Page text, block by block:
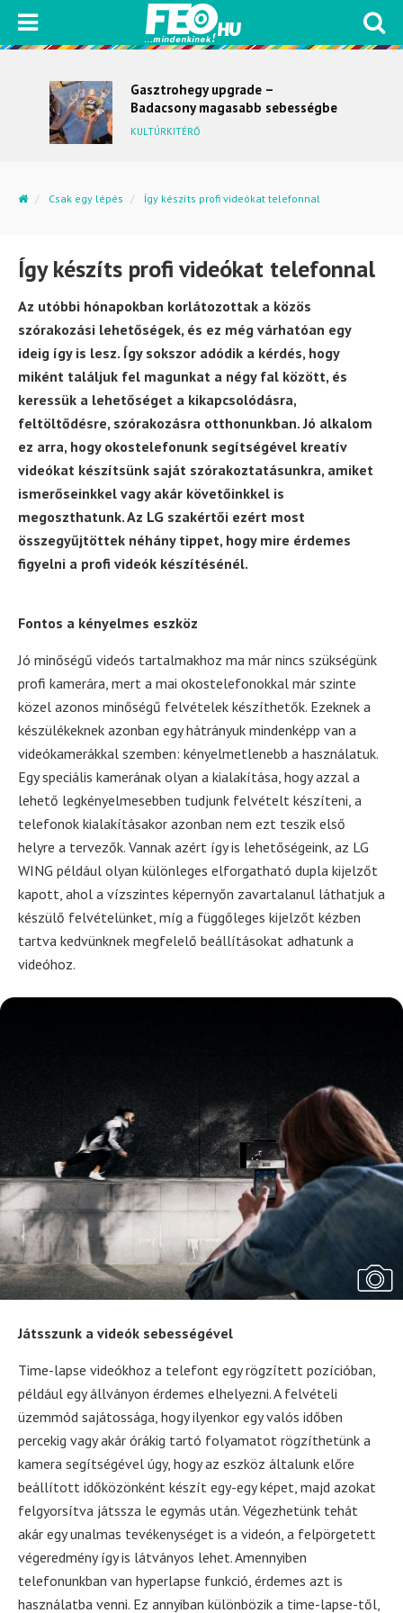
Gasztrohegy upgrade –
Badacsony magasabb sebességbe
kapcsol
KULTÚRKITÉRŐ
Csak egy lépés Így készíts profi videókat telefonnal
Így készíts profi videókat telefonnal
Az utóbbi hónapokban korlátozottak a közös
szórakozási lehetőségek, és ez még várhatóan egy
ideig így is lesz. Így sokszor adódik a kérdés, hogy
miként találjuk fel magunkat a négy fal között, és
keressük a lehetőséget a kikapcsolódásra,
feltöltődésre, szórakozásra otthonunkban. Jó alkalom
ez arra, hogy okostelefonunk segítségével kreatív
videókat készítsünk saját szórakoztatásunkra, amiket
ismerőseinkkel vagy akár követőinkkel is
megoszthatunk. Az LG szakértői ezért most
összegyűjtöttek néhány tippet, hogy mire érdemes
figyelni a profi videók készítésénél.
Fontos a kényelmes eszköz
Jó minőségű videós tartalmakhoz ma már nincs szükségünk
profi kamerára, mert a mai okostelefonokkal már szinte
közel azonos minőségű felvételek készíthetők. Ezeknek a
készülékeknek azonban egy hátrányuk mindenképp van a
videókamerákkal szemben: kényelmetlenebb a használatuk.
Egy speciális kamerának olyan a kialakítása, hogy azzal a
lehető legkényelmesebben tudjunk felvételt készíteni, a
telefonok kialakításakor azonban nem ezt teszik első
helyre a tervezők. Vannak azért így is lehetőségeink, az LG
WING például olyan különleges elforgatható dupla kijelzőt
kapott, ahol a vízszintes képernyőn zavartalanul láthatjuk a
készülő felvételünket, míg a függőleges kijelzőt kézben
tartva kedvünknek megfelelő beállításokat adhatunk a
videóhoz.
Játsszunk a videók sebességével
Time-lapse videókhoz a telefont egy rögzített pozícióban,
például egy állványon érdemes elhelyezni. A felvételi
üzemmód sajátossága, hogy ilyenkor egy valós időben
percekig vagy akár órákig tartó folyamatot rögzíthetünk a
kamera segítségével úgy, hogy az eszköz általunk előre
beállított időközönként készít egy-egy képet, majd azokat
felgyorsítva játssza le egymás után. Végezhetünk tehát
akár egy unalmas tevékenységet is a videón, a felpörgetett
végeredmény így is látványos lehet. Amennyiben
telefonunkban van hyperlapse funkció, érdemes azt is
használatba venni. Ez annyiban különbözik a time-lapse-től,